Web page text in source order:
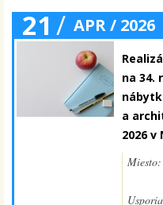
21 / APR / 2026
na 34.
a
2026 v
Miesto: